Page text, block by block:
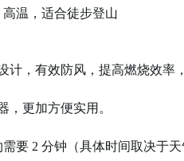
温，适合徒步登山
，有效防风，提高燃烧效率
更加方便实用。
要 2 分钟（具体时间取决于